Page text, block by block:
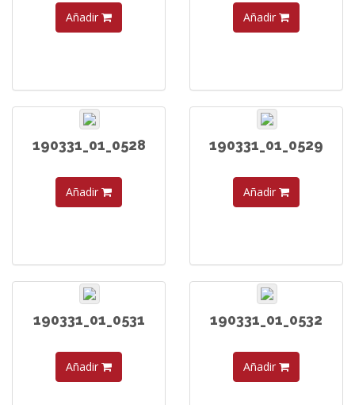
Añadir Añadir
190331_01_0528
Añadir
190331_01_0529
Añadir
190331_01_0531
Añadir
190331_01_0532
Añadir